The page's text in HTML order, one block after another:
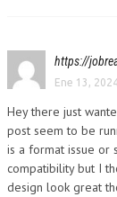
https://
Ene 13,
Hey there just
post seem to be
is a format issue or
compatibility but I
design look great